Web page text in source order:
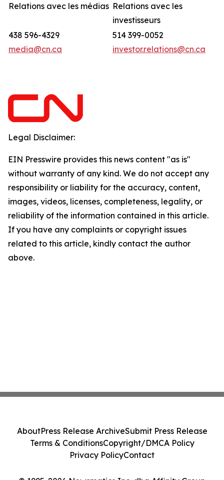
Relations avec les médias Relations avec les
investisseurs
438 596-4329
media@cn.ca
514 399-0052
investor.relations@cn.ca
Legal Disclaimer:
EIN Presswire provides this news content "as is"
without warranty of any kind. We do not accept any
responsibility or liability for the accuracy, content,
images, videos, licenses, completeness, legality, or
reliability of the information contained in this article.
If you have any complaints or copyright issues
related to this article, kindly contact the author
above.
AboutPress Release ArchiveSubmit Press Release
Terms & ConditionsCopyright/DMCA Policy
Privacy PolicyContact